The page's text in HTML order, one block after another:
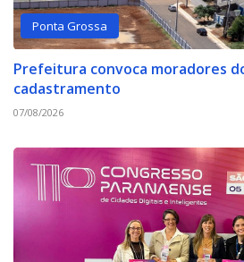
Ponta Grossa
Prefeitura convoca moradores
cadastramento
07/08/2026